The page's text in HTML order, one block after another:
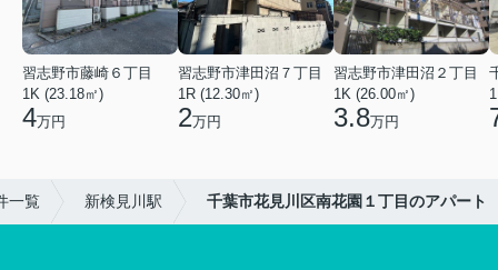
習志野市藤崎６丁目
1K (23.18㎡)
4万円
習志野市津田沼７丁目
1R (12.30㎡)
2万円
習志野市津田沼２丁目
1K (26.00㎡)
3.8万円
一覧 新検見川駅 千葉市花見川区南花園１丁目のアパート